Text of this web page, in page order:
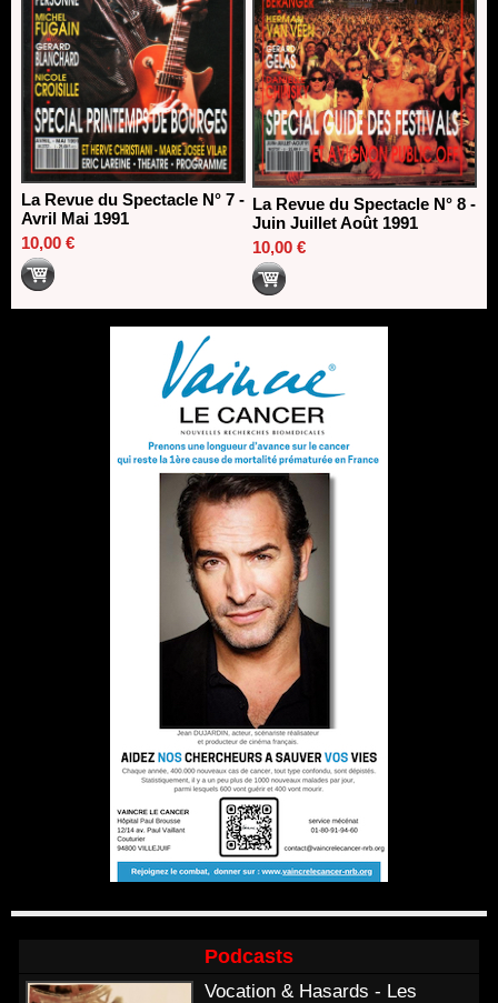
La Revue du Spectacle N° 7 -
Avril Mai 1991
10,00 €
La Revue du Spectacle N° 8 -
Juin Juillet Août 1991
10,00 €
Podcasts
Vocation & Hasards - Les